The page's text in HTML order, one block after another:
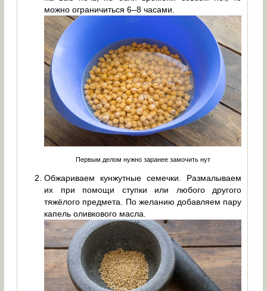
можно ограничиться 6–8 часами.
Первым делом нужно заранее замочить нут
Обжариваем кунжутные семечки. Размалываем
их при помощи ступки или любого другого
тяжёлого предмета. По желанию добавляем пару
капель оливкового масла.